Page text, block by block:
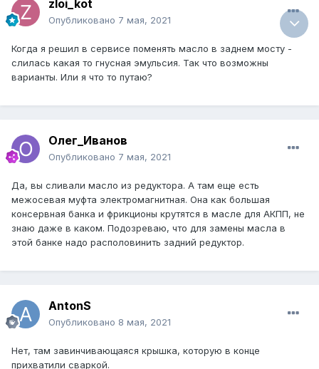
zloi_kot
Опубликовано 7 мая, 2021
Когда я решил в сервисе поменять масло в заднем мосту -
слилась какая то гнусная эмульсия. Так что возможны
варианты. Или я что то путаю?
Олег_Иванов
Опубликовано 7 мая, 2021
Да, вы сливали масло из редуктора. А там еще есть
межосевая муфта электромагнитная. Она как большая
консервная банка и фрикционы крутятся в масле для АКПП, не
знаю даже в каком. Подозреваю, что для замены масла в
этой банке надо располовинить задний редуктор.
AntonS
Опубликовано 8 мая, 2021
Нет, там завинчивающаяся крышка, которую в конце
прихватили сваркой.